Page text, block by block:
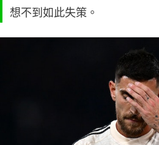
想不到如此失策。